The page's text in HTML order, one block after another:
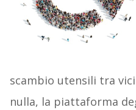
scambio utensili tra
nulla, la piattaforma